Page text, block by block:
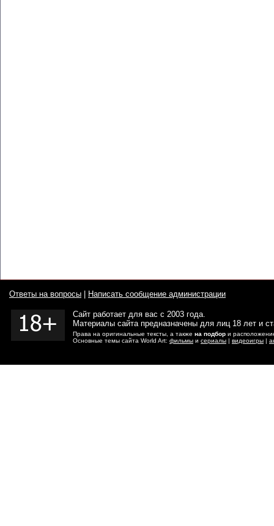
Ответы на вопросы Написать сообщение администрации
Сайт работает для вас с 2003 года.
Материалы сайта предназначены для лиц 18 лет и
Права на оригинальные тексты, а также на подбор и
Основные темы сайта World Art: фильмы и сериалы | видеоигры |